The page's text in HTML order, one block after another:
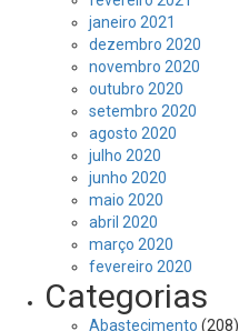
janeiro 2021
dezembro 2020
novembro 2020
outubro 2020
setembro 2020
agosto 2020
julho 2020
junho 2020
maio 2020
abril 2020
março 2020
fevereiro 2020
Categorias
Abastecimento (208)